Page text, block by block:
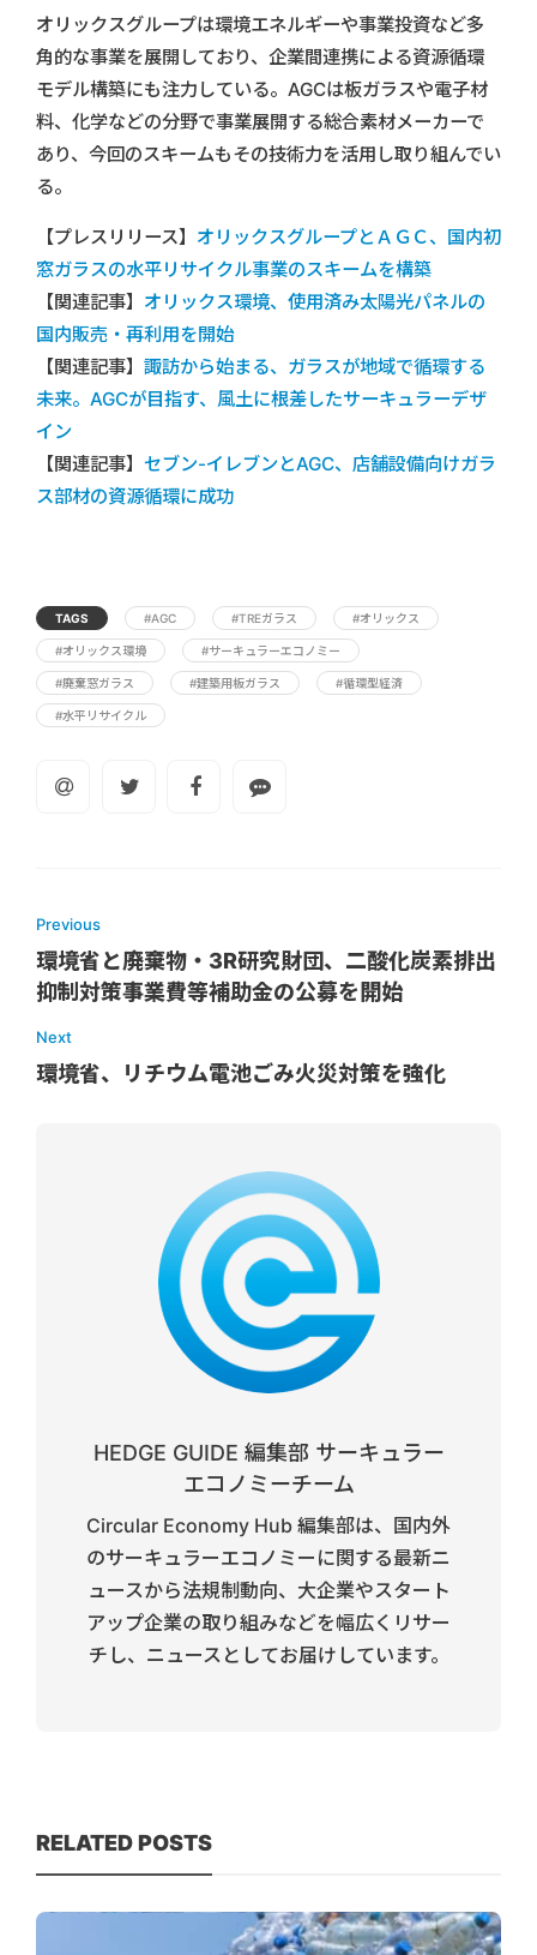
オリックスグループは環境エネルギーや事業投資など多
角的な事業を展開しており、企業間連携による資源循環
モデル構築にも注力している。AGCは板ガラスや電子材
料、化学などの分野で事業展開する総合素材メーカーで
あり、今回のスキームもその技術力を活用し取り組んでい
る。
【プレスリリース】 オリックスグループとＡＧＣ、国内初
窓ガラスの水平リサイクル事業のスキームを構築
【関連記事】 オリックス環境、使用済み太陽光パネルの
国内販売・再利用を開始
【関連記事】 諏訪から始まる、ガラスが地域で循環する
未来。AGCが目指す、風土に根差したサーキュラーデザ
イン
【関連記事】 セブン-イレブンとAGC、店舗設備向けガラ
ス部材の資源循環に成功
TAGS #AGC #TREガラス #オリックス
#オリックス環境 #サーキュラーエコノミー
#廃棄窓ガラス #建築用板ガラス #循環型経済
#水平リサイクル
Previous
環境省と廃棄物・3R研究財団、二酸化炭素排出
抑制対策事業費等補助金の公募を開始
Next
環境省、リチウム電池ごみ火災対策を強化
HEDGE GUIDE 編集部 サーキュラー
エコノミーチーム
Circular Economy Hub 編集部は、国内外
のサーキュラーエコノミーに関する最新ニ
ュースから法規制動向、大企業やスタート
アップ企業の取り組みなどを幅広くリサー
チし、ニュースとしてお届けしています。
RELATED POSTS